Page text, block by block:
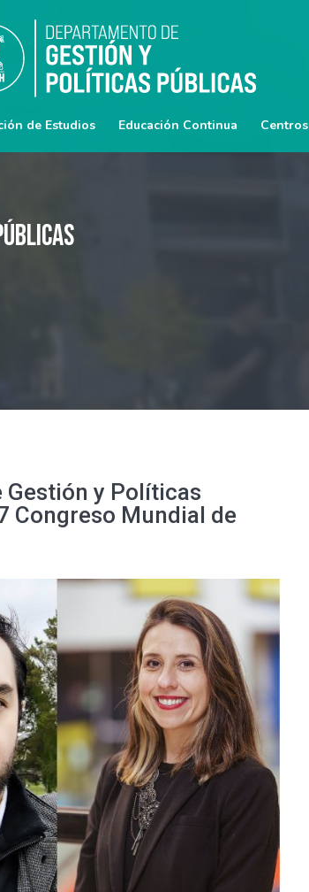
de Estudios Educación Continua Centros
y Políticas
Congreso Mundial de